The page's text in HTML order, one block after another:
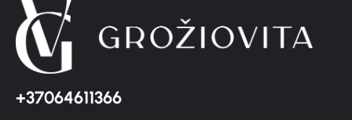
+37064611366